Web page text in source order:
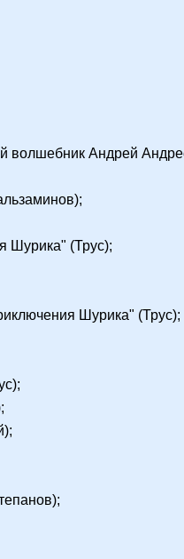
волшебник Андрей
Шурика" (Трус);
Шурика" (Трус);